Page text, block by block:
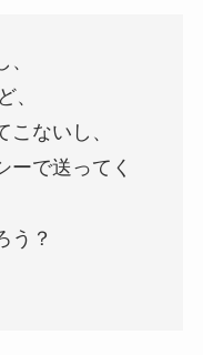
、
ないし、
ーで送ってく
う？